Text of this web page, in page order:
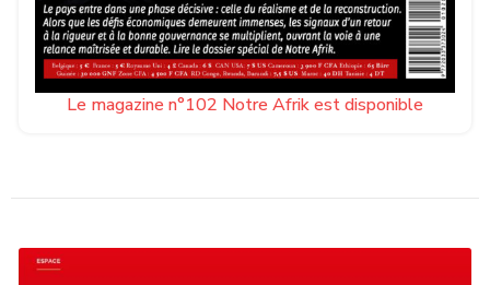
Le magazine n°102 Notre Afrik est disponible